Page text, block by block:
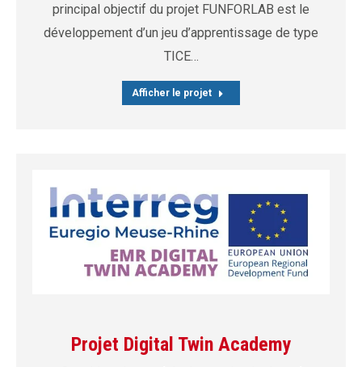
principal objectif du projet FUNFORLAB est le
développement d’un jeu d’apprentissage de type
TICE…
Afficher le projet
Projet Digital Twin Academy